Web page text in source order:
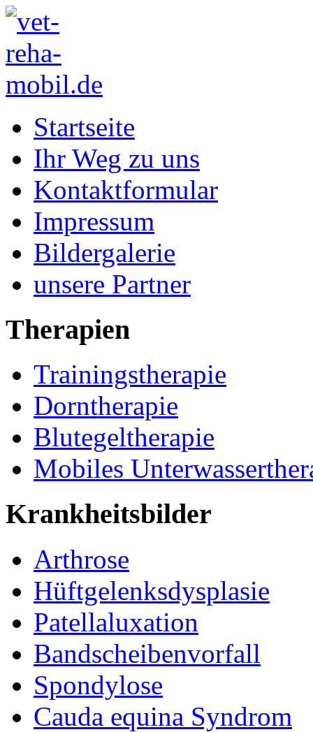
Startseite
Ihr Weg zu uns
Kontaktformular
Impressum
Bildergalerie
unsere Partner
Therapien
Trainingstherapie
Dorntherapie
Blutegeltherapie
Mobiles
Krankheitsbilder
Arthrose
Hüftgelenksdysplasie
Patellaluxation
Bandscheibenvorfall
Spondylose
Cauda equina Syndrom